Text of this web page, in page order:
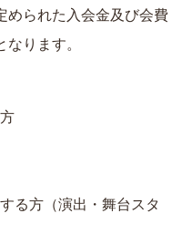
められた入会金及び会費
ります。
る方（演出・舞台スタ